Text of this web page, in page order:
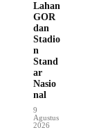
Lahan
GOR
dan
Stadio
n
Stand
ar
Nasio
nal
9
Agustus
2026